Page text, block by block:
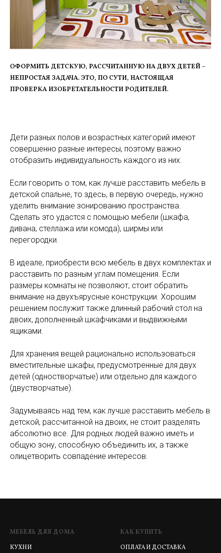
ОФОРМИТЬ ДЕТСКУЮ, РАССЧИТАННУЮ НА ДВУХ ДЕТЕЙ –
НЕПРОСТАЯ ЗАДАЧА. ЭТО, ПО СУТИ, НАСТОЯЩАЯ
ПРОВЕРКА ИЗОБРЕТАТЕЛЬНОСТИ РОДИТЕЛЕЙ.
Дети разных полов и возрастных категорий имеют
совершенно разные интересы, поэтому важно
отобразить индивидуальность каждого из них.
Если говорить о том, как лучше расставить мебель в
детской спальне, то здесь, в первую очередь, нужно
уделить внимание зонированию пространства.
Сделать это удастся с помощью мебели (шкафа,
дивана, стеллажа или комода), ширмы или
перегородки.
В идеале, приобрести всю мебель в двух комплектах и
расставить по разным углам помещения. Если
размеры комнаты не позволяют, стоит обратить
внимание на двухъярусные конструкции. Хорошим
решением послужит также длинный рабочий стол на
двоих, дополненный шкафчиками и выдвижными
ящиками.
Для хранения вещей рационально использоваться
вместительные шкафы, предусмотренные для двух
детей (одностворчатые) или отдельно для каждого
(двустворчатые).
Задумываясь над тем, как лучше расставить мебель в
детской, рассчитанной на двоих, не стоит разделять
абсолютно все. Для родных людей важно иметь и
общую зону, способную объединить их, а также
олицетворить совпадение интересов.
МЕБЕЛЬ ДЛЯ ДОМА
КУХНИ
КАК КУПИТЬ
ОПЛАТА И ДОСТАВКА